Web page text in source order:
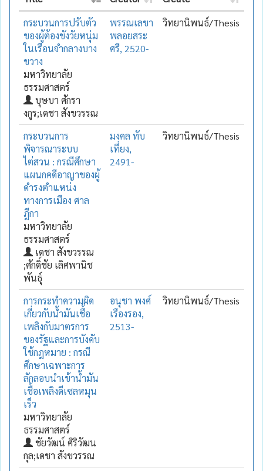
กระบวนการปรับตัว
ของผู้ต้องขังวัยหนุ่ม
ในเรือนจำกลางบาง
ขวาง
มหาวิทยาลัย
ธรรมศาสตร์
บุษบา ศักรา
งกูร;เดชา สังขวรรณ
พรรณเลขา
พลอยสระ
ศรี, 2520-
วิทยานิพนธ์/Thesis
กระบวนการ
พิจารณาระบบ
ไต่สวน : กรณีศึกษา
แผนกคดีอาญาของผู้
ดำรงตำแหน่ง
ทางการเมือง ศาล
ฎีกา
มหาวิทยาลัย
ธรรมศาสตร์
เดชา สังขวรรณ
;ศักดิ์ชัย เลิศพานิช
พันธุ์
มงคล ทับ
เที่ยง,
2491-
วิทยานิพนธ์/Thesis
การกระทำความผิด
เกี่ยวกับน้ำมันเชื้อ
เพลิงกับมาตรการ
ของรัฐและการบังคับ
ใช้กฎหมาย : กรณี
ศึกษาเฉพาะการ
ลักลอบนำเข้าน้ำมัน
เชื้อเพลิงดีเซลหมุน
เร็ว
มหาวิทยาลัย
ธรรมศาสตร์
ชัยวัฒน์ ศิริวัฒน
กุล;เดชา สังขวรรณ
อนุชา พงศ์
เรืองรอง,
2513-
วิทยานิพนธ์/Thesis